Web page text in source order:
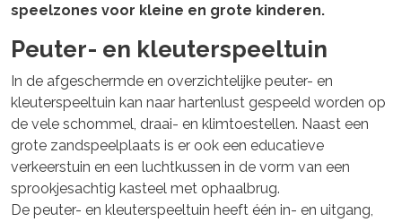
speelzones voor kleine en grote kinderen.
Peuter- en kleuterspeeltuin
In de afgeschermde en overzichtelijke peuter- en
kleuterspeeltuin kan naar hartenlust gespeeld worden op
de vele schommel, draai- en klimtoestellen. Naast een
grote zandspeelplaats is er ook een educatieve
verkeerstuin en een luchtkussen in de vorm van een
sprookjesachtig kasteel met ophaalbrug.
De peuter- en kleuterspeeltuin heeft één in- en uitgang,